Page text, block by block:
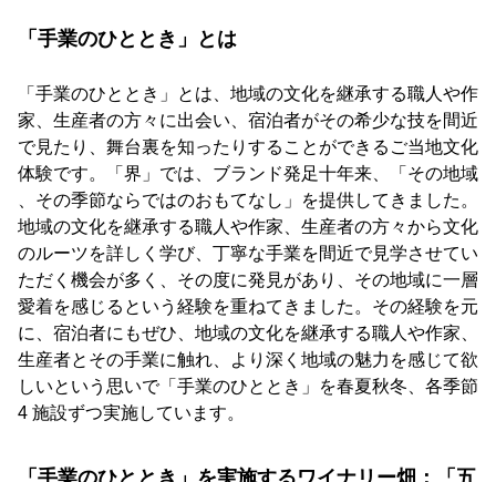
「手業のひととき」とは
「手業のひととき」とは、地域の文化を継承する職人や作
家、生産者の方々に出会い、宿泊者がその希少な技を間近
で見たり、舞台裏を知ったりすることができるご当地文化
体験です。「界」では、ブランド発足十年来、「その地域
、その季節ならではのおもてなし」を提供してきました。
地域の文化を継承する職人や作家、生産者の方々から文化
のルーツを詳しく学び、丁寧な手業を間近で見学させてい
ただく機会が多く、その度に発見があり、その地域に一層
愛着を感じるという経験を重ねてきました。その経験を元
に、宿泊者にもぜひ、地域の文化を継承する職人や作家、
生産者とその手業に触れ、より深く地域の魅力を感じて欲
しいという思いで「手業のひととき」を春夏秋冬、各季節
4 施設ずつ実施しています。